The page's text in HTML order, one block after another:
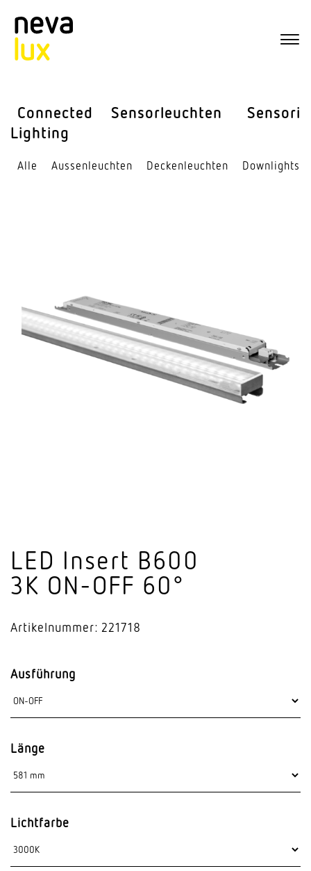
Connected
Lighting
Sensor­leuchten Sensorik
Alle Aussen­leuchten Decken­leuchten Down­lights
LED Insert B600
3K ON-OFF 60°
Artikelnummer: 221718
Ausführung
Länge
Lichtfarbe